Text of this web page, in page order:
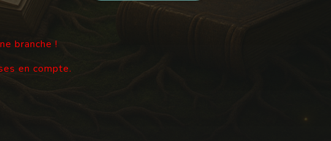
branche !
en compte.